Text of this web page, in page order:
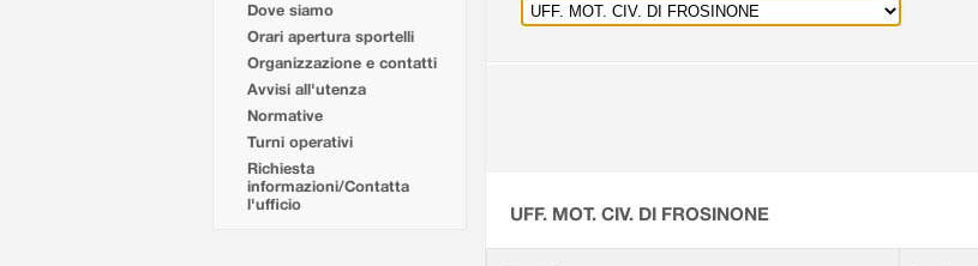
Dove siamo
Orari apertura sportelli
Organizzazione e contatti
Avvisi all'utenza
Normative
Turni operativi
Richiesta
informazioni/Contatta
l'ufficio
UFF. MOT. CIV. DI FROSINONE